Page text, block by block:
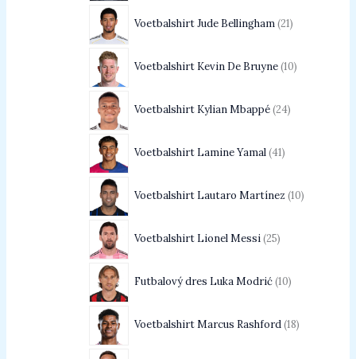
Voetbalshirt Jude Bellingham 21
Voetbalshirt Kevin De Bruyne 10
Voetbalshirt Kylian Mbappé 24
Voetbalshirt Lamine Yamal 41
Voetbalshirt Lautaro Martínez 10
Voetbalshirt Lionel Messi 25
Futbalový dres Luka Modrić 10
Voetbalshirt Marcus Rashford 18